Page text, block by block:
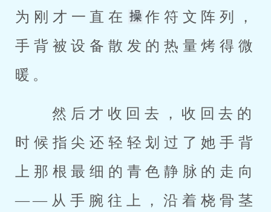
为刚才一直在
作符文阵列，
手背被设备散发的热量烤得微
暖。
时候指尖还轻轻划过了她手背
上那根最细的青色静脉的走向
——从手腕往上，沿着桡骨茎